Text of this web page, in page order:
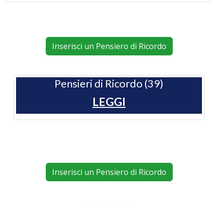
Inserisci un Pensiero di Ricordo
Pensieri di Ricordo (39)
LEGGI
Inserisci un Pensiero di Ricordo